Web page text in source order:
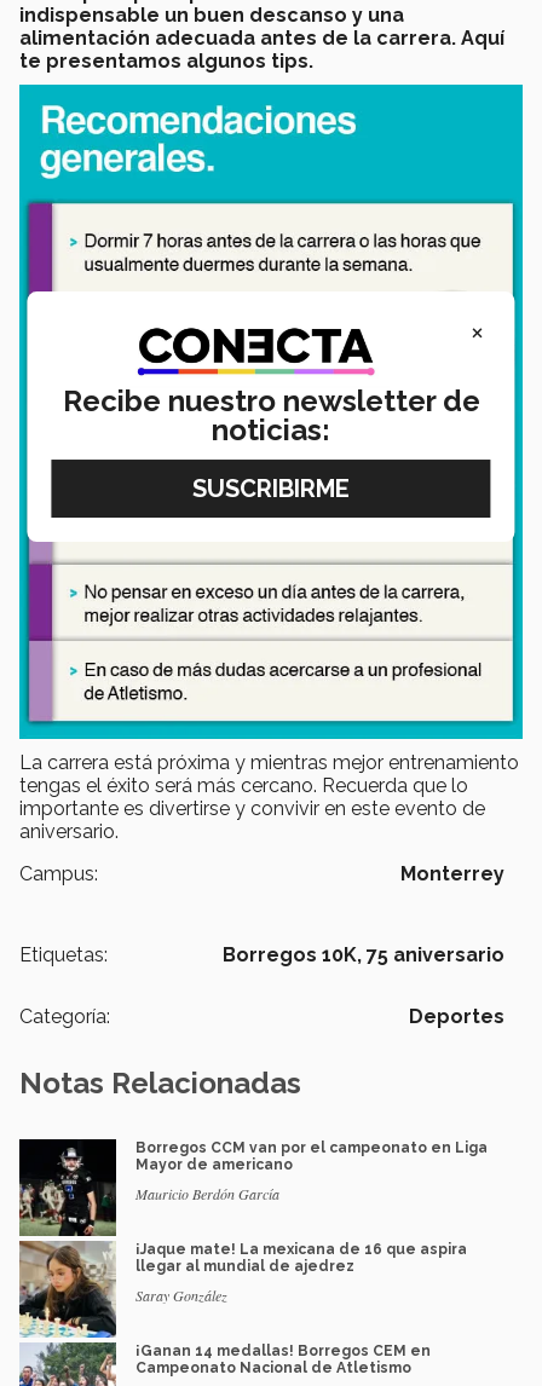
indispensable un buen descanso y una
alimentación adecuada antes de la carrera. Aquí
te presentamos algunos tips.
La carrera está próxima y mientras mejor entrenamiento
tengas el éxito será más cercano. Recuerda que lo
importante es divertirse y convivir en este evento de
aniversario.
Campus:
Monterrey
Etiquetas: Borregos 10K, 75 aniversario
Categoría: Deportes
Notas Relacionadas
Borregos CCM van por el campeonato en Liga
Mayor de americano
Mauricio Berdón García
¡Jaque mate! La mexicana de 16 que aspira
llegar al mundial de ajedrez
Saray González
¡Ganan 14 medallas! Borregos CEM en
Campeonato Nacional de Atletismo
×
Recibe nuestro newsletter de
noticias: